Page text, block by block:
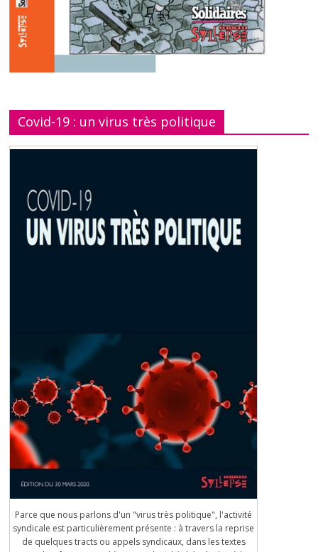
Covid-19 : un virus très politique
Parce que nous parlons d'un "virus très politique", l'activité
syndicale est particulièrement présente : à travers la reprise
de quelques tracts ou appels syndicaux, dans les textes